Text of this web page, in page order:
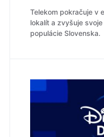
Telekom pokračuje v
lokalít a zvyšuje
populácie Slovenska.